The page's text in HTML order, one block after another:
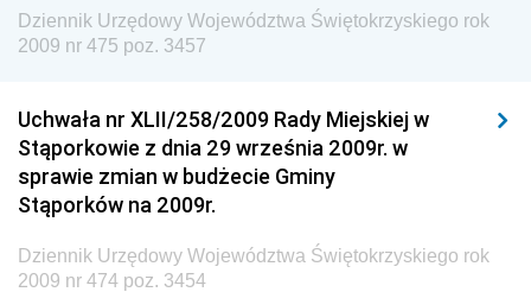
Dziennik Urzędowy Głównego Inspektoratu Transportu
Drogowego
Dziennik Urzędowy Komendy Głównej Policji
Dziennik Urzędowy Ministra Pracy i Polityki
Społecznej
Dziennik Urzędowy Ministra Transportu, Budownictwa
i Gospodarki Morskiej
Dziennik Urzędowy Województwa Świętokrzyskiego rok
2009 nr 475 poz. 3457
Uchwała nr XLII/258/2009 Rady Miejskiej w
Stąporkowie z dnia 29 września 2009r. w
sprawie zmian w budżecie Gminy
Stąporków na 2009r.
Dziennik Urzędowy Województwa Świętokrzyskiego rok
2009 nr 474 poz. 3454